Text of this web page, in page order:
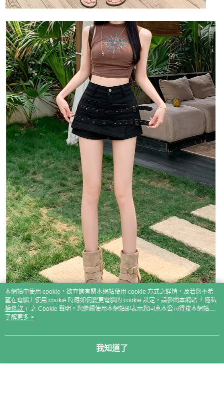
本網站中使用 cookie，欲查詢有關本網站使用 cookie 方式之詳情，及若您不希
望在電腦上使用 cookie 時應如何變更電腦的 cookie 設定，請參閱本網站「 隱私
權條款 」之 Cookie 聲明。您繼續使用本網站即表示您同意本公司得按本網站使
用條款之 Cookie 聲明使用 cookie。
了解更多 >
我知道了